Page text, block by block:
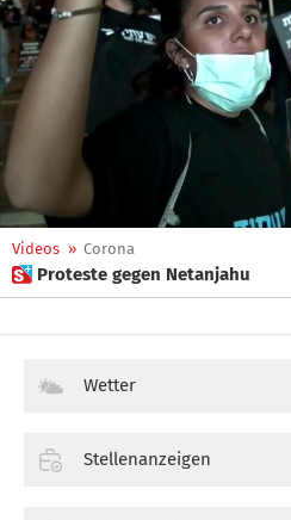
Videos » Corona
 Proteste gegen Netanjahu
Wetter
Stellenanzeigen